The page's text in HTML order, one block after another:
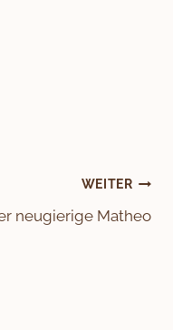
WEITER
neugierige Matheo